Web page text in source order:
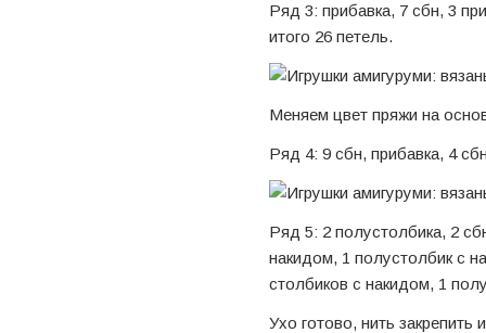
Ряд 3: прибавка, 7 сбн, 3
итого 26 петель.
Меняем цвет пряжи на
Ряд 4: 9 сбн, прибавка, 4
Ряд 5: 2 полустолбика, 2
накидом, 1 полустолбик с
столбиков с накидом, 1
Ухо готово, нить